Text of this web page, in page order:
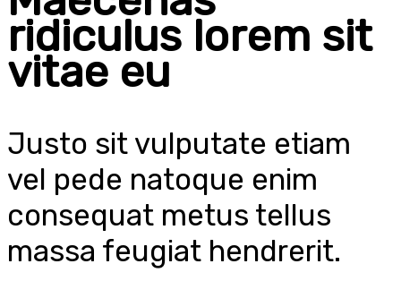
ridiculus lorem sit
vitae eu
Justo sit vulputate etiam
vel pede natoque enim
consequat metus tellus
massa feugiat hendrerit.